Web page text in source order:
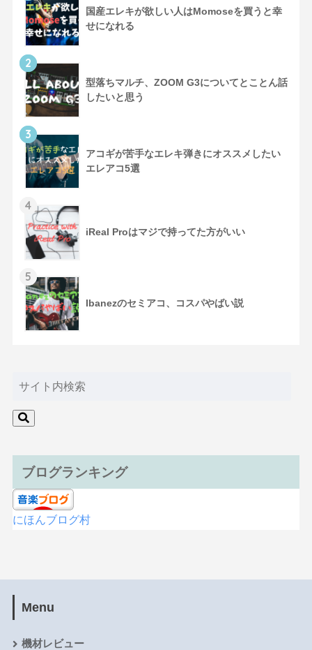
国産エレキが欲しい人はMomoseを買うと幸
せになれる
2
型落ちマルチ、ZOOM G3についてとことん話
したいと思う
3
アコギが苦手なエレキ弾きにオススメしたい
エレアコ5選
4
iReal Proはマジで持ってた方がいい
5
Ibanezのセミアコ、コスパやばい説
ブログランキング
にほんブログ村
Menu
機材レビュー